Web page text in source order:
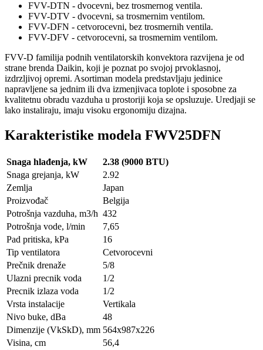
FVV-DTN - dvocevni, bez trosmernog ventila.
FVV-DTV - dvocevni, sa trosmernim ventilom.
FVV-DFN - cetvorocevni, bez trosmernih ventila.
FVV-DFV - cetvorocevni, sa trosmernim ventilom.
FVV-D familija podnih ventilatorskih konvektora razvijena je od
strane brenda Daikin, koji je poznat po svojoj prvoklasnoj,
izdrzljivoj opremi. Asortiman modela predstavljaju jedinice
napravljene sa jednim ili dva izmenjivaca toplote i sposobne za
kvalitetnu obradu vazduha u prostoriji koja se opsluzuje. Uredjaji se
lako instaliraju, imaju visoku ergonomiju dizajna.
Karakteristike modela FWV25DFN
Snaga hlađenja, kW
2.38 (9000 BTU)
Snaga grejanja, kW
2.92
Zemlja
Japan
Proizvođač
Belgija
Potrošnja vazduha, m3/h 432
Potrošnja vode, l/min
7,65
Pad pritiska, kPa
16
Tip ventilatora
Cetvorocevni
Prečnik drenaže
5/8
Ulazni precnik voda
1/2
Precnik izlaza voda
1/2
Vrsta instalacije
Vertikala
Nivo buke, dBa
48
Dimenzije (VkSkD), mm 564х987х226
Visina, сm
56,4